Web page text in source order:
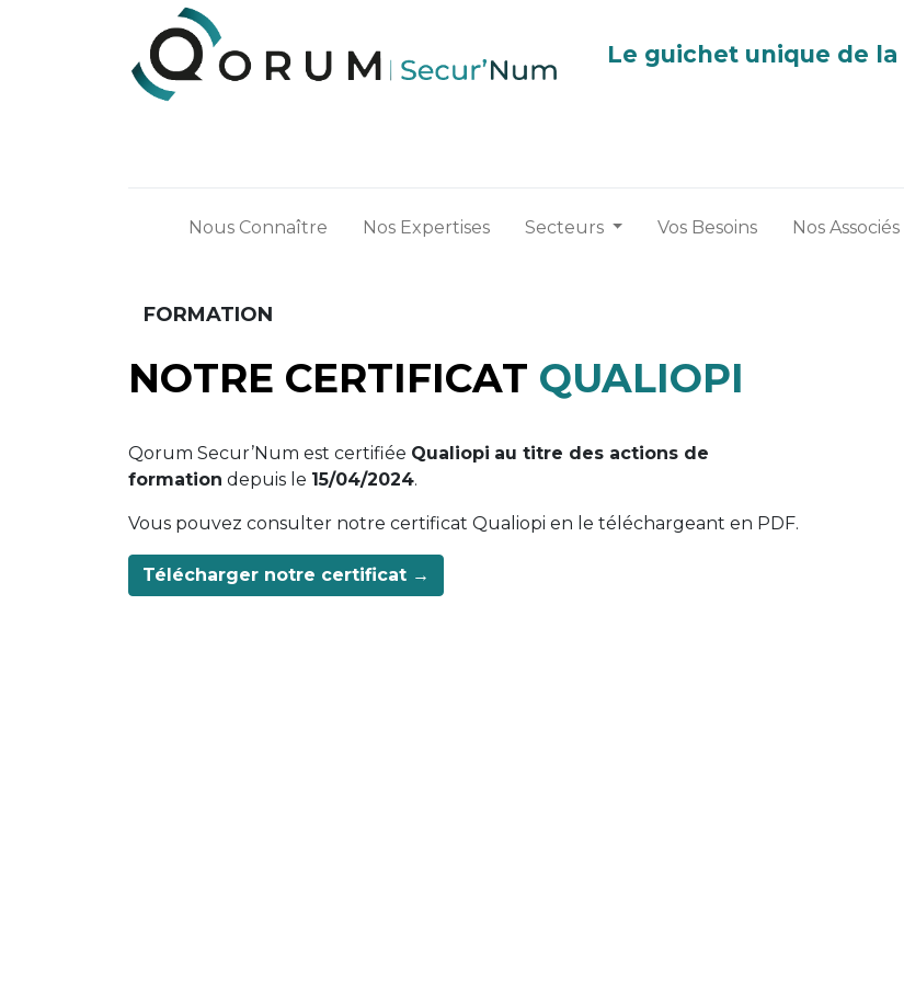
Le guichet unique de la
Nous Connaître Nos Expertises Secteurs Vos Besoins Nos Associés
FORMATION
NOTRE CERTIFICAT QUALIOPI
Qorum Secur’Num est certifiée Qualiopi au titre des actions de
formation depuis le 15/04/2024.
Vous pouvez consulter notre certificat Qualiopi en le téléchargeant en PDF.
Télécharger notre certificat →